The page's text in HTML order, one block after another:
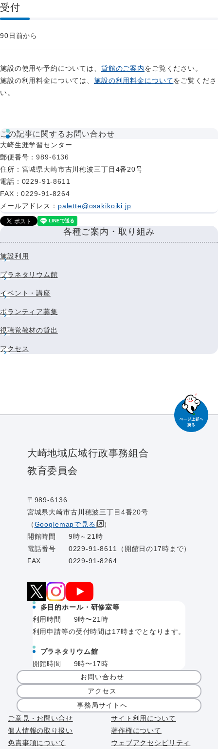
受付
90日前から
施設の使用や予約については、 貸館のご案内をご覧ください。
施設の利用料金については、施設の利用料金についてをご覧くださ
い。
この記事に関するお問い合わせ
大崎生涯学習センター
郵便番号 ：989-6136
住所 ：宮城県大崎市古川穂波三丁目4番20号
電話 ：0229-91-8611
FAX ：0229-91-8264
メールアドレス ： palette@osakikoiki.jp
各種ご案内・取り組み
施設利用
プラネタリウム館
イベント・講座
ボランティア募集
視聴覚教材の貸出
アクセス
大崎地域広域行政事務組合
教育委員会
〒989-6136
宮城県大崎市古川穂波三丁目4番20号
（Googlemapで見る
）
開館時間
9時～21時
電話番号
0229-91-8611（開館日の17時まで）
FAX
0229-91-8264
多目的ホール・研修室等
利用時間
9時〜21時
利用申請等の受付時間は17時までとなります。
プラネタリウム館
開館時間
9時〜17時
お問い合わせ
アクセス
事務局サイトへ
ご意見・お問い合せ
サイト利用について
個人情報の取り扱い
著作権について
免責事項について
ウェブアクセシビリティ